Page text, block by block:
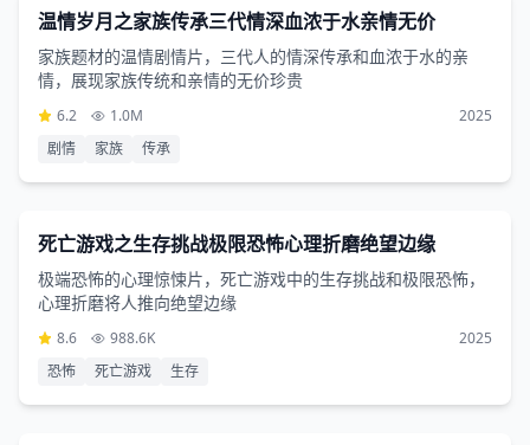
1小时21分钟
温情岁月之家族传承三代情深血浓于水亲情无价
家族题材的温情剧情片，三代人的情深传承和血浓于水的亲
情，展现家族传统和亲情的无价珍贵
6.2 1.0M
2025
剧情
家族 传承
2小时54分钟
恐怖片
死亡游戏之生存挑战极限恐怖心理折磨绝望边缘
极端恐怖的心理惊悚片，死亡游戏中的生存挑战和极限恐怖，
心理折磨将人推向绝望边缘
8.6 988.6K
2025
恐怖
死亡游戏 生存
爱情片